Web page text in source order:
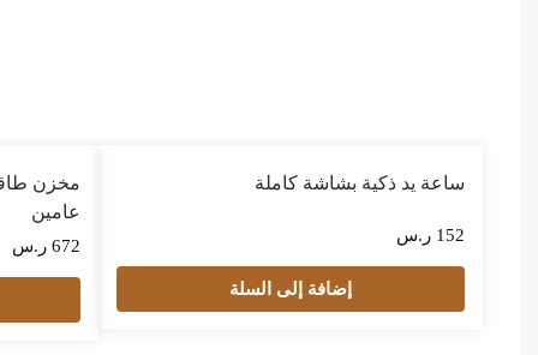
ساعة يد ذكية بشاشة كاملة
152 ر.س
إضافة إلى السلة
عامين
672 ر.س